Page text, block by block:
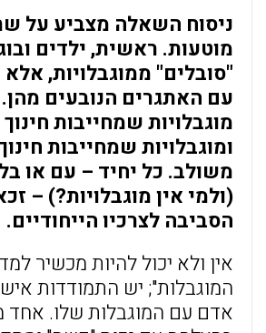
ניסוח השאלה מצביע על
מוטעות. ראשית, ילדים
"סובלים" ממוגבלויות,
עם האתגרים הנובעים
מוגבלויות שמחייבות
ומוגבלויות שמחייבות
משולב. כל יחיד – עם או
(ולמי אין מוגבלויות?) –
הסביבה לצרכיו הייחודיים.
אין ולא יכול להיות מכשיר
המוגבלות"; יש התמודדות
אדם עם המוגבלות שלו. אחד